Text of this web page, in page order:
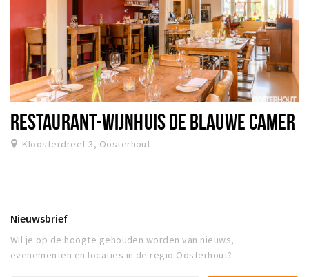
RESTAURANT-WIJNHUIS DE BLAUWE CAMER
Kloosterdreef 3, Oosterhout
Nieuwsbrief
Wil je op de hoogte gehouden worden van nieuws,
evenementen en locaties in de regio Oosterhout?